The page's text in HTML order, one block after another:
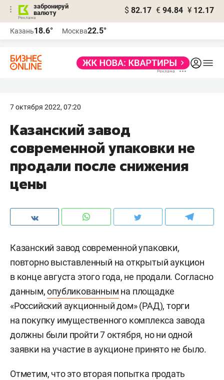
забронируй
валюту
$ 82.17 € 94.84 ¥ 12.17
Казань18.6° Москва22.5°
7 октября 2022, 07:20
Казанский завод
современной упаковки не
продали после снижения
цены
Казанский завод современной упаковки,
повторно выставленный на открытый аукцион
в конце августа этого года, не продали. Согласно
данным,опубликованным на площадке
«Российский аукционный дом» (РАД), торги
на покупку имущественного комплекса завода
должны были пройти 7 октября, но ни одной
заявки на участие в аукционе принято не было.
Отметим, что это вторая попытка продать